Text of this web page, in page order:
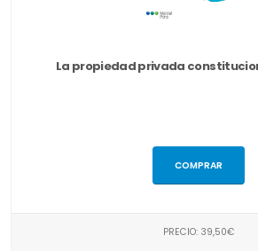
La propiedad privada
COMPRAR
PRECIO: 39,50€